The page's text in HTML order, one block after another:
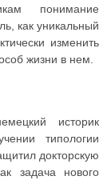
понимание
как уникальный
изменить
жизни в нем.
историк
типологии
докторскую
задача нового